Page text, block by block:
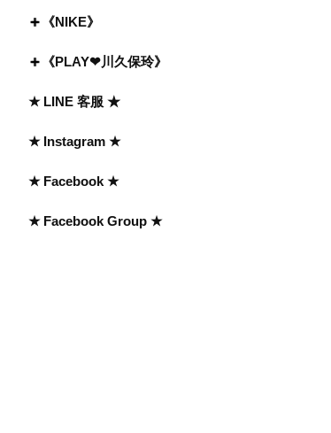
《NIKE》
《PLAY❤川久保玲》
★ LINE 客服 ★
★ Instagram ★
★ Facebook ★
★ Facebook Group ★